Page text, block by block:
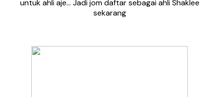
untuk ahli aje… Jadi jom daftar sebagai ahli Shaklee
sekarang